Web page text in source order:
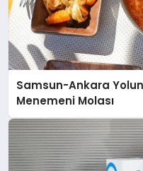
Samsun-Ankara
Menemeni Molası